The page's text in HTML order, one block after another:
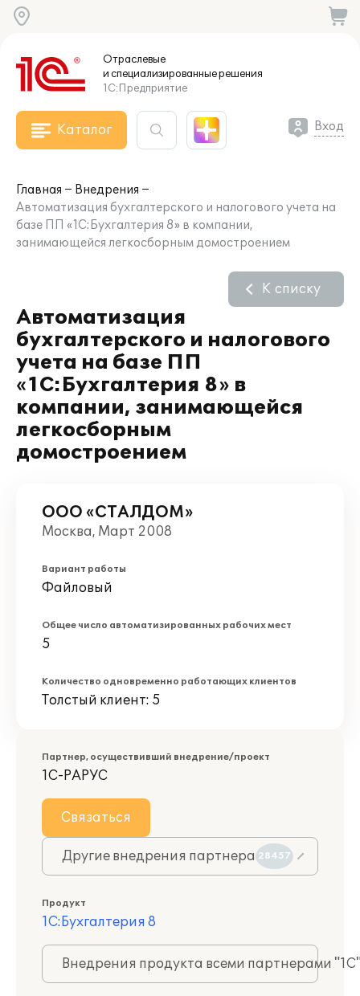
Отраслевые
и специализированныерешения
1С:Предприятие
Каталог Вход
Главная
Внедрения
Автоматизация бухгалтерского и налогового учета на
базе ПП «1С:Бухгалтерия 8» в компании,
занимающейся легкосборным домостроением
Автоматизация
бухгалтерского и налогового
учета на базе ПП
«1С:Бухгалтерия 8» в
компании, занимающейся
легкосборным
домостроением
К списку
ООО «СТАЛДОМ»
Москва, Март 2008
Вариант работы
Файловый
Общее число автоматизированных рабочих мест
5
Количество одновременно работающих клиентов
Толстый клиент: 5
Партнер, осуществивший внедрение/проект
1С-РАРУС
Связаться
Другие внедрения партнера 28457
Продукт
1С:Бухгалтерия 8
Внедрения продукта всеми партнерами